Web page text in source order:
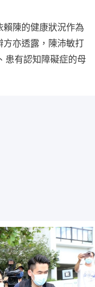
陳的健康狀況作為
方亦透露，陳沛敏打
患有認知障礙症的母